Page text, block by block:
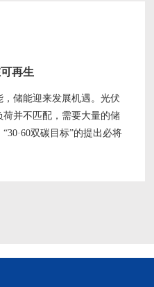
再生
储能迎来发展机遇。光伏
并不匹配，需要大量的储
双碳目标”的提出必将